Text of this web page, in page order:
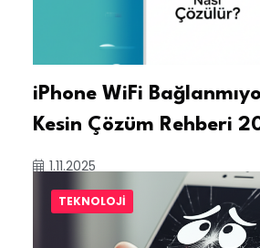
iPhone WiFi
Kesin Çözüm Rehberi
1.11.2025
TEKNOLOJI